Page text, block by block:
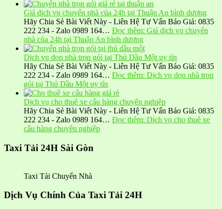
Giá dịch vụ chuyển nhà của 24h tại Thuận An bình dương
Hãy Chia Sẻ Bài Viết Này - Liên Hệ Tư Vấn Báo Giá: 0835
222 234 - Zalo 0989 164… Đọc thêm: Giá dịch vụ chuyển
nhà của 24h tại Thuận An bình dương
Dịch vụ dọn nhà trọn gói tại Thủ Dầu Một uy tín
Hãy Chia Sẻ Bài Viết Này - Liên Hệ Tư Vấn Báo Giá: 0835
222 234 - Zalo 0989 164… Đọc thêm: Dịch vụ dọn nhà trọn
gói tại Thủ Dầu Một uy tín
Dịch vụ cho thuê xe cẩu hàng chuyên nghiệp
Hãy Chia Sẻ Bài Viết Này - Liên Hệ Tư Vấn Báo Giá: 0835
222 234 - Zalo 0989 164… Đọc thêm: Dịch vụ cho thuê xe
cẩu hàng chuyên nghiệp
Taxi Tải 24H Sài Gòn
Taxi Tải Chuyển Nhà
Dịch Vụ Chính Của Taxi Tải 24H